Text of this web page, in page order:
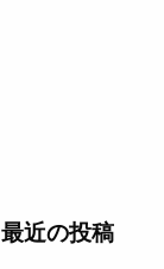
最近の投稿